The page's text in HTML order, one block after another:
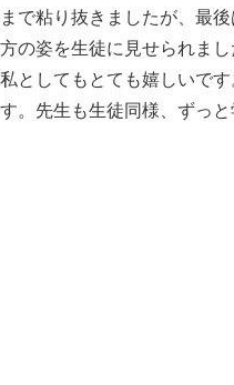
で粘り抜きましたが、最
の姿を生徒に見せられま
としてもとても嬉しいで
。先生も生徒同様、ずっ